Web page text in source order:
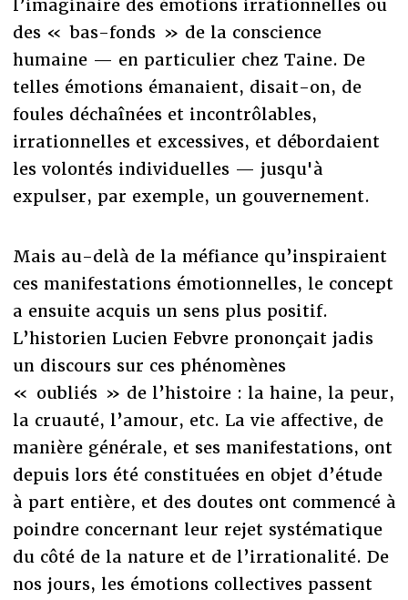
l’imaginaire des émotions irrationnelles ou
des « bas-fonds » de la conscience
humaine — en particulier chez Taine. De
telles émotions émanaient, disait-on, de
foules déchaînées et incontrôlables,
irrationnelles et excessives, et débordaient
les volontés individuelles — jusqu'à
expulser, par exemple, un gouvernement.
Mais au-delà de la méfiance qu’inspiraient
ces manifestations émotionnelles, le concept
a ensuite acquis un sens plus positif.
L’historien Lucien Febvre prononçait jadis
un discours sur ces phénomènes
« oubliés » de l’histoire : la haine, la peur,
la cruauté, l’amour, etc. La vie affective, de
manière générale, et ses manifestations, ont
depuis lors été constituées en objet d’étude
à part entière, et des doutes ont commencé à
poindre concernant leur rejet systématique
du côté de la nature et de l’irrationalité. De
nos jours, les émotions collectives passent